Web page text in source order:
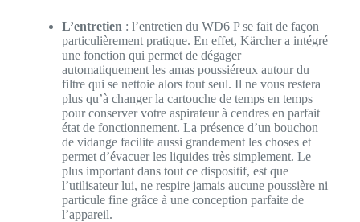
L’entretien : l’entretien du WD6 P se fait de façon
particulièrement pratique. En effet, Kärcher a intégré
une fonction qui permet de dégager
automatiquement les amas poussiéreux autour du
filtre qui se nettoie alors tout seul. Il ne vous restera
plus qu’à changer la cartouche de temps en temps
pour conserver votre aspirateur à cendres en parfait
état de fonctionnement. La présence d’un bouchon
de vidange facilite aussi grandement les choses et
permet d’évacuer les liquides très simplement. Le
plus important dans tout ce dispositif, est que
l’utilisateur lui, ne respire jamais aucune poussière ni
particule fine grâce à une conception parfaite de
l’appareil.